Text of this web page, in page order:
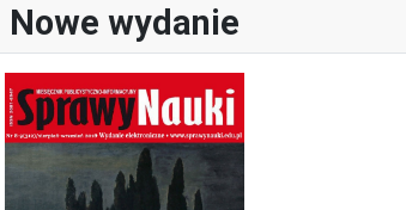
Nowe wydanie